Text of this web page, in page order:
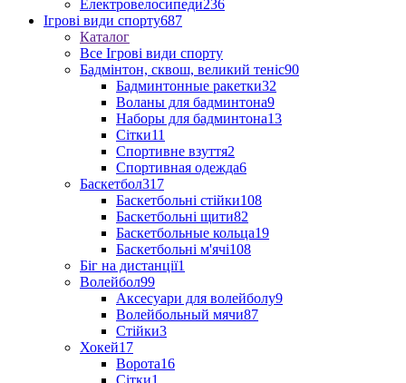
Електровелосипеди236
Ігрові види спорту687
Каталог
Все Ігрові види спорту
Бадмінтон, сквош, великий теніс90
Бадминтонные ракетки32
Воланы для бадминтона9
Наборы для бадминтона13
Сітки11
Спортивне взуття2
Спортивная одежда6
Баскетбол317
Баскетбольні стійки108
Баскетбольні щити82
Баскетбольные кольца19
Баскетбольні м'ячі108
Біг на дистанції1
Волейбол99
Аксесуари для волейболу9
Волейбольный мячи87
Стійки3
Хокей17
Ворота16
Сітки1